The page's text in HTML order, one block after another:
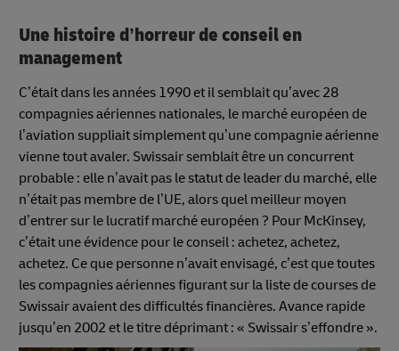
Une histoire d’horreur de conseil en
management
C’était dans les années 1990 et il semblait qu’avec 28
compagnies aériennes nationales, le marché européen de
l’aviation suppliait simplement qu’une compagnie aérienne
vienne tout avaler. Swissair semblait être un concurrent
probable : elle n’avait pas le statut de leader du marché, elle
n’était pas membre de l’UE, alors quel meilleur moyen
d’entrer sur le lucratif marché européen ? Pour McKinsey,
c’était une évidence pour le conseil : achetez, achetez,
achetez. Ce que personne n’avait envisagé, c’est que toutes
les compagnies aériennes figurant sur la liste de courses de
Swissair avaient des difficultés financières. Avance rapide
jusqu’en 2002 et le titre déprimant : « Swissair s’effondre ».